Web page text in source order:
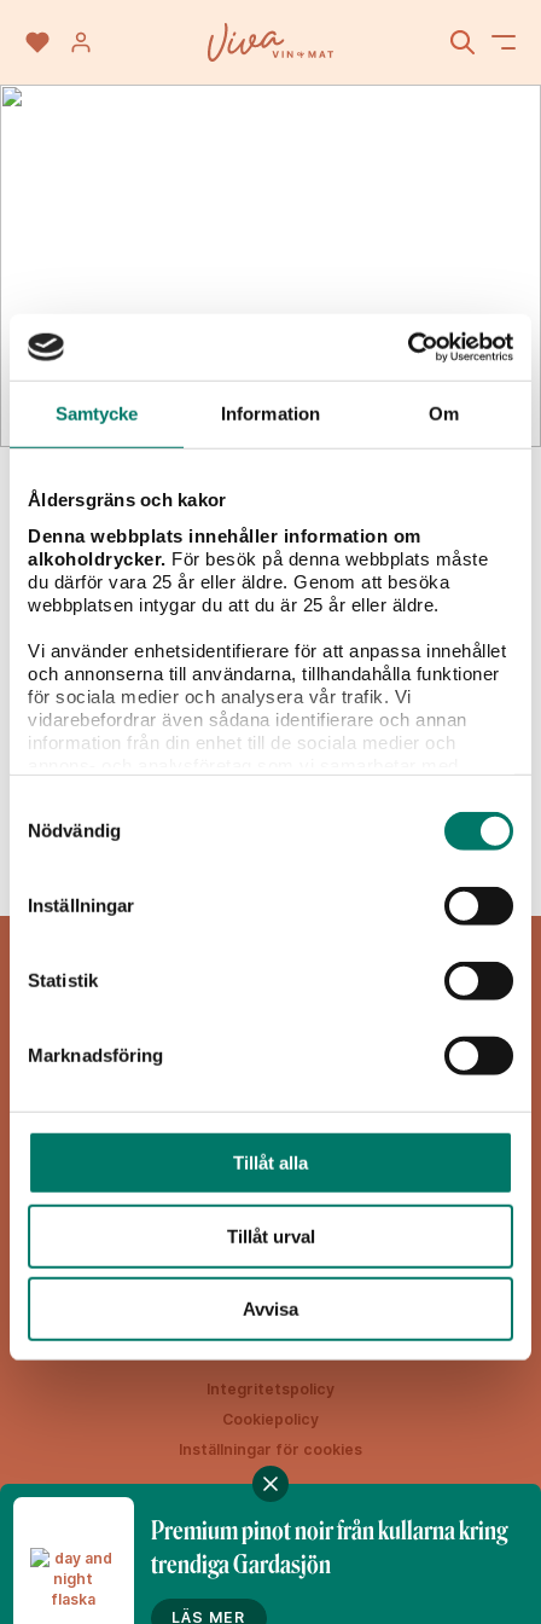
Samtycke Information Om
Åldersgräns och kakor
Denna webbplats innehåller information om
alkoholdrycker. För besök på denna webbplats måste
du därför vara 25 år eller äldre. Genom att besöka
webbplatsen intygar du att du är 25 år eller äldre.
Vi använder enhetsidentifierare för att anpassa innehållet
och annonserna till användarna, tillhandahålla funktioner
för sociala medier och analysera vår trafik. Vi
vidarebefordrar även sådana identifierare och annan
information från din enhet till de sociala medier och
information som du har tillhandahållit eller som de har
samlat in när du har använt deras tjänster.
Nödvändig
Inställningar
Statistik
Marknadsföring
Tillåt alla
Tillåt urval
Avvisa
SÖK
Vinet passar till
Grillat Sallader Pasta Pizza
Fisk &
Alkoholfritt
Blasieholmsgatan 4A
viva@vivavinomat.se
HEM RECEPT VIN INSPIRATION
Integritetspolicy
Cookiepolicy
Inställningar för cookies
Denna webbplats drivs av Vinklubben i Norden AB
© 2026 vivavinomat.se
Premium pinot noir från kullarna kring
trendiga Gardasjön
LÄS MER